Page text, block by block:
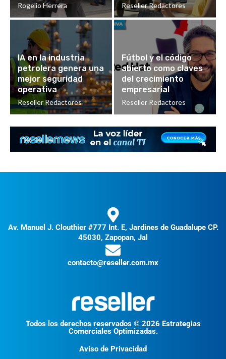
Rogelio Herrera Reseller Redactores
IA en la industria
petrolera genera una
mejor seguridad
operativa
Reseller Redactores
Fútbol y el código
abierto como claves
del crecimiento
empresarial
Reseller Redactores
Av. Manuel J. Clouthier #777 Int. E, Jardines de Guadalupe CP.
45030, Zapopan, Jal
contacto@reseller.com.mx
Todos los derechos reservados © 2026 Estrategias
Comerciales Optimizadas.
Aviso de Privacidad